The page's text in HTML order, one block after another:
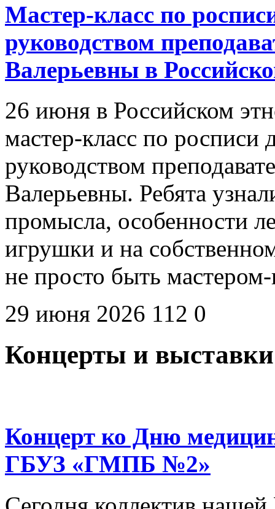
Мастер-класс по
руководством
Валерьевны в
26 июня в Российском
мастер-класс по
руководством
Валерьевны. Ребята
промысла, особенности
игрушки и на
не просто быть
29 июня 2026 112 0
Концерты и выставки
Концерт ко Дню
ГБУЗ «ГМПБ №2»